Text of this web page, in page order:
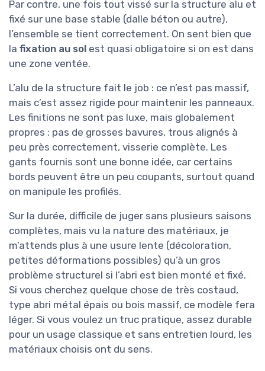
Par contre, une fois tout vissé sur la structure alu et
fixé sur une base stable (dalle béton ou autre),
l’ensemble se tient correctement. On sent bien que
la fixation au sol est quasi obligatoire si on est dans
une zone ventée.
L’alu de la structure fait le job : ce n’est pas massif,
mais c’est assez rigide pour maintenir les panneaux.
Les finitions ne sont pas luxe, mais globalement
propres : pas de grosses bavures, trous alignés à
peu près correctement, visserie complète. Les
gants fournis sont une bonne idée, car certains
bords peuvent être un peu coupants, surtout quand
on manipule les profilés.
Sur la durée, difficile de juger sans plusieurs saisons
complètes, mais vu la nature des matériaux, je
m’attends plus à une usure lente (décoloration,
petites déformations possibles) qu’à un gros
problème structurel si l’abri est bien monté et fixé.
Si vous cherchez quelque chose de très costaud,
type abri métal épais ou bois massif, ce modèle fera
léger. Si vous voulez un truc pratique, assez durable
pour un usage classique et sans entretien lourd, les
matériaux choisis ont du sens.